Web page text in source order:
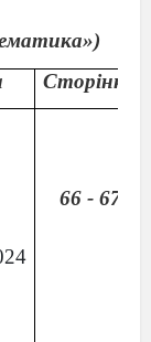
Сторінки
66 - 67